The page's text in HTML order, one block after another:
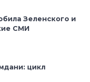
Зеленского и
СМИ
цикл